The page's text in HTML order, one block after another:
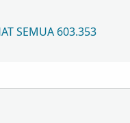
SEMUA 603.353